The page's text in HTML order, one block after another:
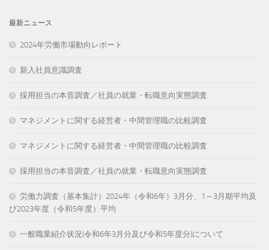
最新ニュース
2024年労働市場動向レポート
新入社員意識調査
採用担当の本音調査／社員の就業・転職意向実態調査
マネジメントに関する経営者・中間管理職の比較調査
マネジメントに関する経営者・中間管理職の比較調査
採用担当の本音調査／社員の就業・転職意向実態調査
労働力調査（基本集計）2024年（令和6年）3月分、1～3月期平均及
び2023年度（令和5年度）平均
一般職業紹介状況(令和6年3月分及び令和5年度分)について